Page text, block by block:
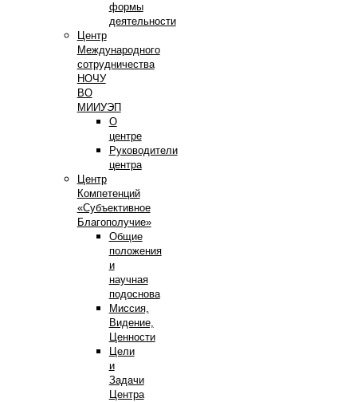
формы
деятельности
Центр
Международного
сотрудничества
НОЧУ
ВО
МИИУЭП
О
центре
Руководители
центра
Центр
Компетенций
«Субъективное
Благополучие»
Общие
положения
и
научная
подоснова
Миссия,
Видение,
Ценности
Цели
и
Задачи
Центра